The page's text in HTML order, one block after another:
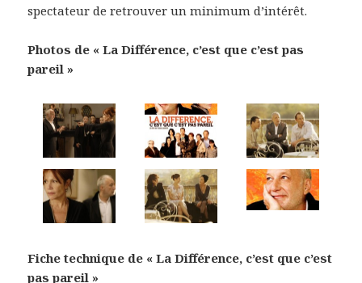
spectateur de retrouver un minimum d’intérêt.
Photos de « La Différence, c’est que c’est pas
pareil »
Fiche technique de « La Différence, c’est que c’est
pas pareil »